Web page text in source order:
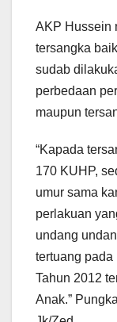
AKP Hussein
tersangka
sudab
perbedaan
maupun
“Kapada
170 KUHP,
umur sama
perlakuan
undang
tertuang
Tahun 2012
Anak.”